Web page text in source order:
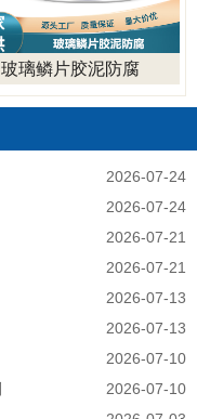
玻璃鳞片胶泥防腐
2026-07-24
2026-07-24
2026-07-21
2026-07-21
2026-07-13
2026-07-13
2026-07-10
2026-07-10